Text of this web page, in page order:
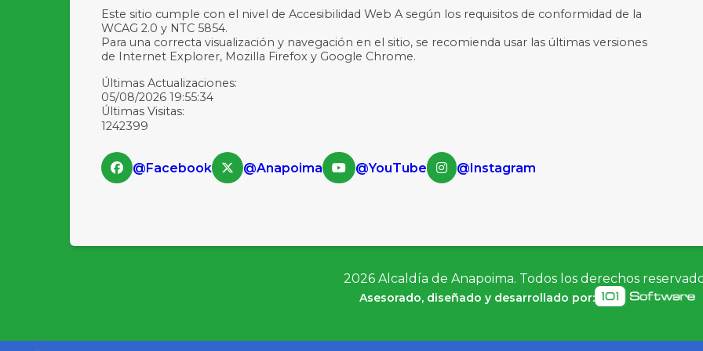
Este sitio cumple con el nivel de Accesibilidad Web A según los requisitos de conformidad de la
WCAG 2.0 y NTC 5854.
Para una correcta visualización y navegación en el sitio, se recomienda usar las últimas versiones
de Internet Explorer, Mozilla Firefox y Google Chrome.
Últimas Actualizaciones:
05/08/2026 19:55:34
Últimas Visitas:
1242399
@Facebook @Anapoima @YouTube @Instagram
2026 Alcaldía de Anapoima. Todos los derechos
Asesorado, diseñado y desarrollado por: